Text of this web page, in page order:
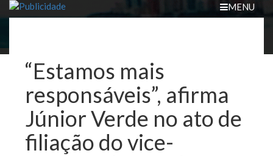
MENU
“Estamos mais
responsáveis”, afirma
Júnior Verde no ato de
filiação do vice-